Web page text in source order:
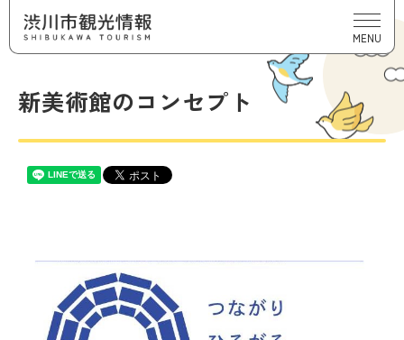
MENU
新美術館のコンセプト